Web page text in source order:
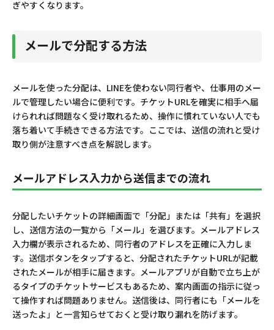
ぎやすくなります。
メールで分配する方法
メールを使った分配は、LINEを使わない同行者や、仕事用のメー
ルで管理したい場合に便利です。チケットURLを確実に相手へ届
けられれば問題なく受け取れるため、操作に慣れていない人でも
落ち着いて手続きできる方法です。ここでは、送信の流れと受け
取り側が注意すべき点を解説します。
メールアドレス入力から送信までの流れ
分配したいチケットの詳細画面で「分配」または「共有」を選択
し、送信方法の一覧から「メール」を選びます。メールアドレス
入力欄が表示されるため、同行者のアドレスを正確に入力しま
す。送信ボタンをタップすると、分配されたチケットURLが記載
されたメールが相手に届きます。メールアプリが自動で立ち上が
るタイプのチケットサービスもあるため、案内画面の指示に従っ
て操作すれば問題ありません。送信後は、同行者にも「メールを
送ったよ」と一言知らせておくと受け取り漏れを防げます。